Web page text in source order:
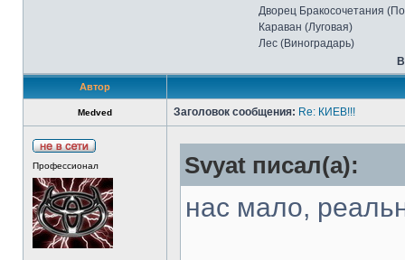
Дворец Бракосочетания
Караван (Луговая)
Лес (Виноградарь)
Автор
Medved Заголовок сообщения: Re: КИЕВ!!!
Профессионал Svyat писал(а):
нас мало,